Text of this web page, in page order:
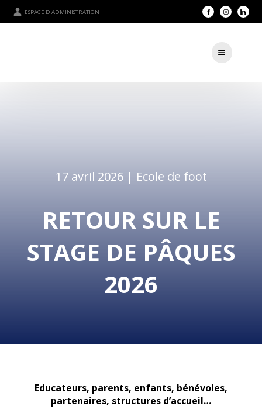
ESPACE D'ADMINISTRATION
17 avril 2026 | Ecole de foot
RETOUR SUR LE
STAGE DE PÂQUES
2026
Educateurs, parents, enfants, bénévoles,
partenaires, structures d’accueil…